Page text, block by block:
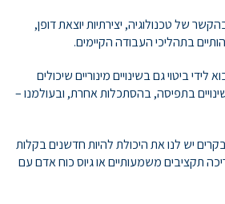
של טכנולוגיה, יצירתיות יוצאת דופן,
בתהליכי העבודה הקיימים.
ביטוי גם בשינויים מינוריים שיכולים
בתפיסה, בהסתכלות אחרת, ובעולמנו –
יש לנו את היכולת להיות חדשנים בקלות
תקציבים משמעותיים או גיוס כוח אדם עם